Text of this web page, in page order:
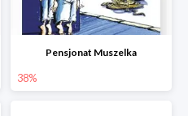
Pensjonat Muszelka
38%